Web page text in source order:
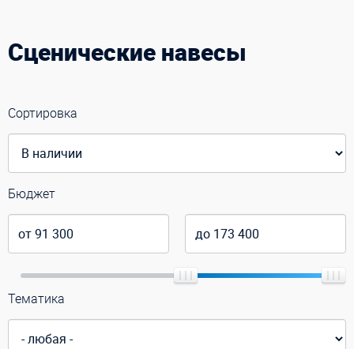
Сценические навесы
Сортировка
Бюджет
Тематика